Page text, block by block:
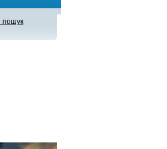
пошук